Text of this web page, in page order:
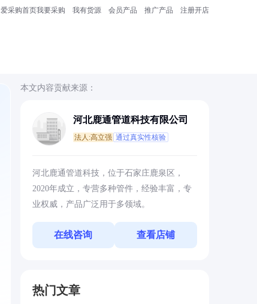
爱采购首页我要采购 我有货源 会员产品 推广产品 注册开店
本文内容贡献来源：
河北鹿通管道科技有限公司
法人:高立强 通过真实性核验
河北鹿通管道科技，位于石家庄鹿泉区，
2020年成立，专营多种管件，经验丰富，专
业权威，产品广泛用于多领域。
在线咨询 查看店铺
热门文章